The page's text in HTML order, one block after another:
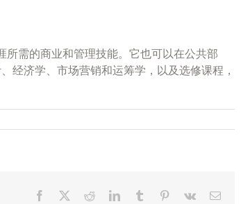
所需的商业和管理技能。它也可以在公共部
经济学、市场营销和运筹学，以及选修课程，
Facebook RedditLinkedInTumblr Pinterest
Vk Email